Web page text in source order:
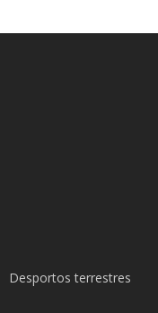
Desportos terrestres